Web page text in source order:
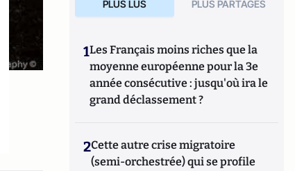
PLUS LUS PLUS PARTAGES
1Les Français moins riches que la
moyenne européenne pour la 3e
année consécutive : jusqu'où ira le
grand déclassement ?
2Cette autre crise migratoire
(semi-orchestrée) qui se profile